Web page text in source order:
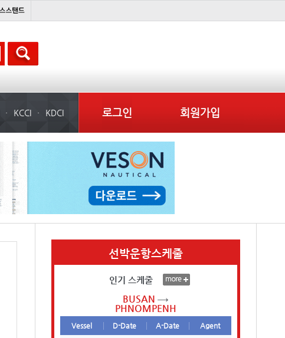
KCCI KDCI 로그인 회원가입
선박운항스케줄
인기 스케줄
BUSAN
PHNOMPENH
Vessel D-Date A-Date Agent